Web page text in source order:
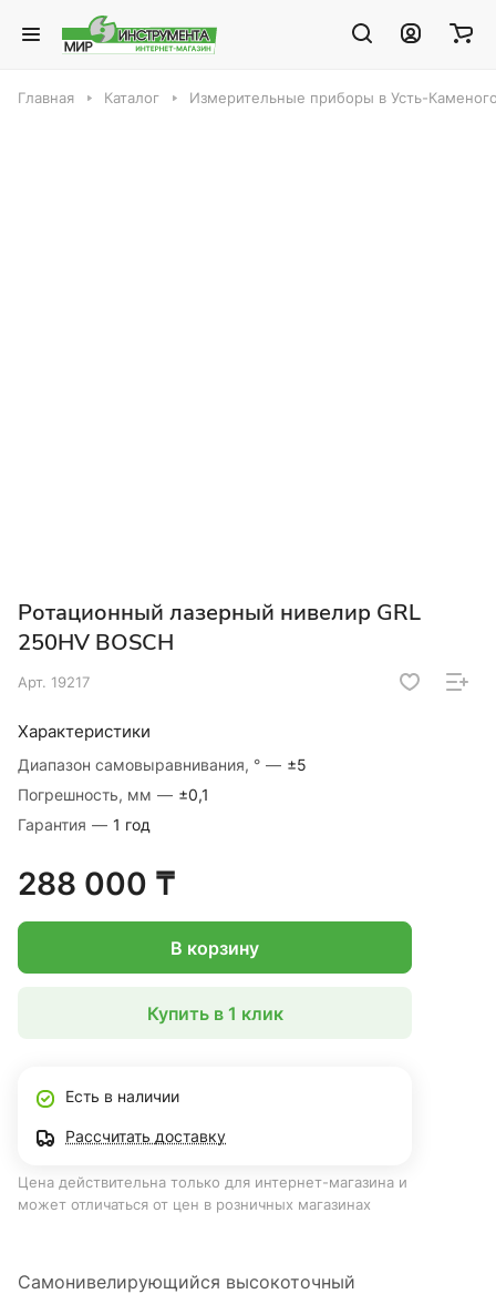
Главная Каталог Измерительные приборы в Усть-
Ротационный лазерный нивелир GRL
250HV BOSCH
Арт. 19217
Характеристики
Диапазон самовыравнивания, ° — ±5
Погрешность, мм — ±0,1
Гарантия — 1 год
288 000 ₸
В корзину
Купить в 1 клик
Есть в наличии
Рассчитать доставку
Цена действительна только для интернет-магазина и
может отличаться от цен в розничных магазинах
Самонивелирующийся высокоточный